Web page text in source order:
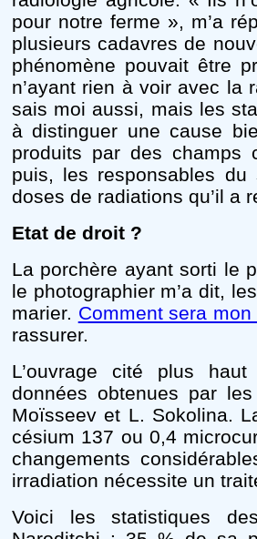
pour notre ferme », m’a
plusieurs cadavres de
phénomène pouvait être
n’ayant rien à voir avec la
sais moi aussi, mais les
à distinguer une cause
produits par des champs
puis, les responsables
doses de radiations qu’il a
Etat de droit ?
La porchère ayant sorti le
le photographier m’a dit,
marier. Comment sera
rassurer.
L’ouvrage cité plus
données obtenues par
Moïsseev et L. Sokolina.
césium 137 ou 0,4
changements
irradiation nécessite un
Voici les statistiques